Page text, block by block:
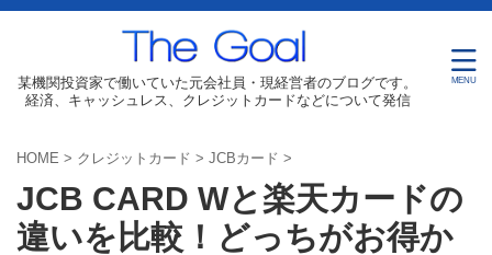
某機関投資家で働いていた元会社員・現経営者のブログです。
経済、キャッシュレス、クレジットカードなどについて発信
HOME > クレジットカード > JCBカード >
JCB CARD Wと楽天カードの
違いを比較！どっちがお得か